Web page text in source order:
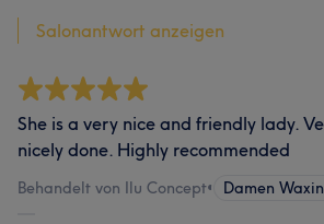
Salonantwort anzeigen
She is a very nice and friendly lady.
nicely done. Highly recommended
Behandelt von Ilu Concept• Damen